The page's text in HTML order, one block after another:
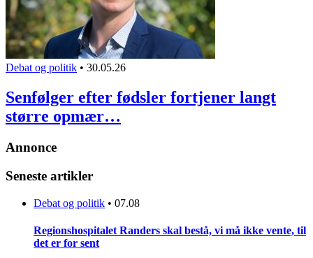
Debat og politik • 30.05.26
Senfølger efter fødsler fortjener langt
større opmær…
Annonce
Seneste artikler
Debat og politik • 07.08
Regionshospitalet Randers skal bestå, vi må ikke vente, til
det er for sent